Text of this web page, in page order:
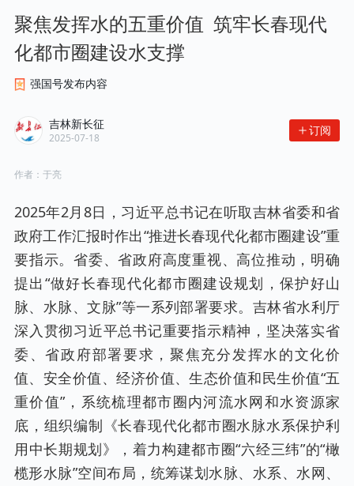
聚焦发挥水的五重价值  筑牢长春现代
化都市圈建设水支撑
强国号发布内容
吉林新长征
2025-07-18
订阅
作者： 于亮
2025年2月8日，习近平总书记在听取吉林省委和省
政府工作汇报时作出“推进长春现代化都市圈建设”重
要指示。省委、省政府高度重视、高位推动，明确
提出“做好长春现代化都市圈建设规划，保护好山
脉、水脉、文脉”等一系列部署要求。吉林省水利厅
深入贯彻习近平总书记重要指示精神，坚决落实省
委、省政府部署要求，聚焦充分发挥水的文化价
值、安全价值、经济价值、生态价值和民生价值“五
重价值”，系统梳理都市圈内河流水网和水资源家
底，组织编制《长春现代化都市圈水脉水系保护利
用中长期规划》，着力构建都市圈“六经三纬”的“橄
榄形水脉”空间布局，统筹谋划水脉、水系、水网、